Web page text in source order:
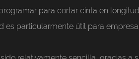
para cortar cinta en
es particularmente útil para